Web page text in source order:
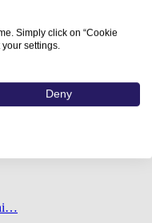
Simply click on “Cookie
your settings.
Deny